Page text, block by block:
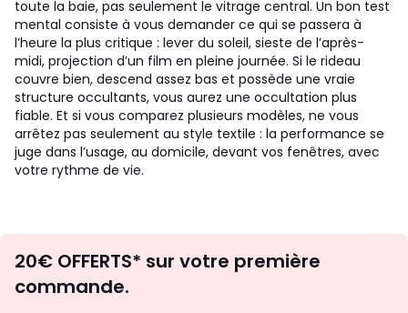
toute la baie, pas seulement le vitrage central. Un bon test
mental consiste à vous demander ce qui se passera à
l’heure la plus critique : lever du soleil, sieste de l’après-
midi, projection d’un film en pleine journée. Si le rideau
couvre bien, descend assez bas et possède une vraie
structure occultants, vous aurez une occultation plus
fiable. Et si vous comparez plusieurs modèles, ne vous
arrêtez pas seulement au style textile : la performance se
juge dans l’usage, au domicile, devant vos fenêtres, avec
votre rythme de vie.
d'inspirations
20€ OFFERTS* sur votre première
commande.